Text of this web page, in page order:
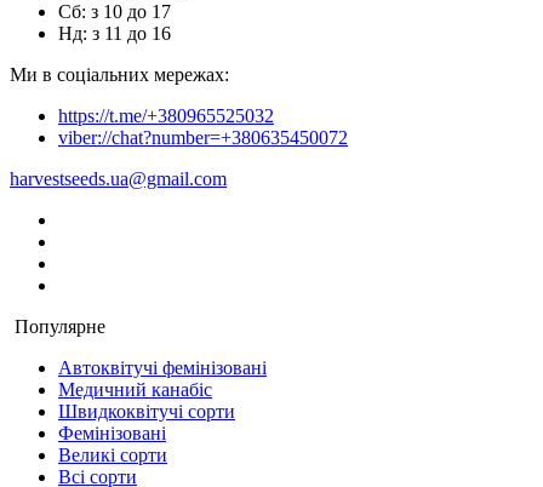
Сб: з 10 до 17
Нд: з 11 до 16
Ми в соціальних мережах:
https://t.me/+380965525032
viber://chat?number=+380635450072
harvestseeds.ua@gmail.com
Популярне
Автоквітучі фемінізовані
Медичний канабіс
Швидкоквітучі сорти
Фемінізовані
Великі сорти
Всі сорти